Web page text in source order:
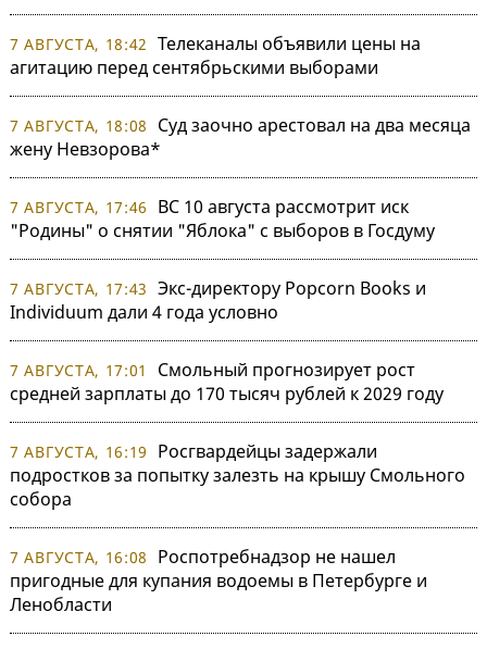
7 АВГУСТА, 18:42 Телеканалы объявили цены на
агитацию перед сентябрьскими выборами
7 АВГУСТА, 18:08
Суд заочно арестовал на два месяца
жену Невзорова*
7 АВГУСТА, 17:46
ВС 10 августа рассмотрит иск
"Родины" о снятии "Яблока" с выборов в Госдуму
7 АВГУСТА, 17:43 Экс-директору Popcorn Books и
Individuum дали 4 года условно
7 АВГУСТА, 17:01
Смольный прогнозирует рост
средней зарплаты до 170 тысяч рублей к 2029 году
7 АВГУСТА, 16:19
Росгвардейцы задержали
подростков за попытку залезть на крышу Смольного
собора
7 АВГУСТА, 16:08
Роспотребнадзор не нашел
пригодные для купания водоемы в Петербурге и
Ленобласти